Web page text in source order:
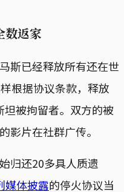
数返家
斯已经释放所有还在世
根据协议条款，释放
被拘留者。双方的被
影片在社群广传。
归还20多具人质遗
媒体披露的停火协议当